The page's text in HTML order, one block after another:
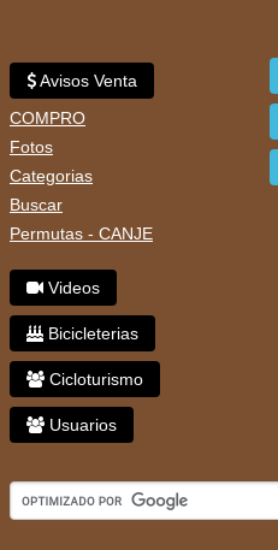
Avisos Venta
COMPRO
Fotos
Categorias
Buscar
Permutas - CANJE
Videos
Bicicleterias
Cicloturismo
Usuarios